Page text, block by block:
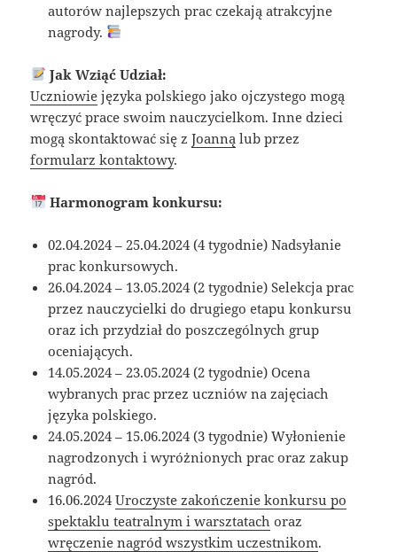
autorów najlepszych prac czekają atrakcyjne
nagrody.
Jak Wziąć Udział:
Uczniowie języka polskiego jako ojczystego mogą
wręczyć prace swoim nauczycielkom. Inne dzieci
mogą skontaktować się zJoanną lub przez
formularz kontaktowy.
Harmonogram konkursu:
02.04.2024 – 25.04.2024 (4 tygodnie) Nadsyłanie
prac konkursowych.
26.04.2024 – 13.05.2024 (2 tygodnie) Selekcja prac
przez nauczycielki do drugiego etapu konkursu
oraz ich przydział do poszczególnych grup
oceniających.
14.05.2024 – 23.05.2024 (2 tygodnie) Ocena
wybranych prac przez uczniów na zajęciach
języka polskiego.
24.05.2024 – 15.06.2024 (3 tygodnie) Wyłonienie
nagrodzonych i wyróżnionych prac oraz zakup
nagród.
16.06.2024Uroczyste zakończenie konkursu po
spektaklu teatralnym i warsztatach oraz
wręczenie nagród wszystkim uczestnikom.